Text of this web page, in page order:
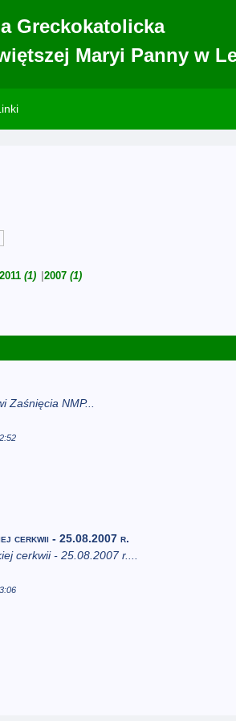
Greckokatolicka
Maryi Panny w
2011 (1) 2007 (1)
Zaśnięcia NMP...
cerkwii - 25.08.2007 r.
cerkwii - 25.08.2007 r....